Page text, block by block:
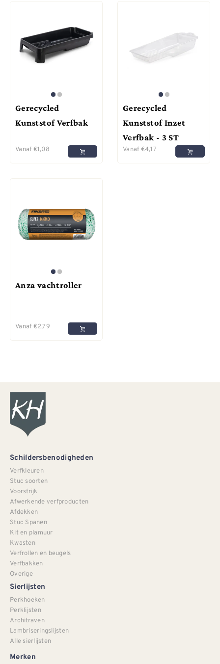
Gerecycled
Kunststof Verfbak
Vanaf €1,08
Gerecycled
Kunststof Inzet
Verfbak - 3 ST
Vanaf €4,17
Anza vachtroller
Vanaf €2,79
Schildersbenodigheden
Verfkleuren
Stuc soorten
Voorstrijk
Afwerkende verfproducten
Afdekken
Stuc Spanen
Kit en plamuur
Kwasten
Verfrollen en beugels
Verfbakken
Overige
Sierlijsten
Perkhoeken
Perklijsten
Architraven
Lambriseringslijsten
Alle sierlijsten
Merken